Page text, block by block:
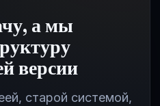
а мы
версии
старой системой,